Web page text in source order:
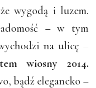
wygodą i luzem.
– w tym
na ulicę –
wiosny 2014.
bądź elegancko –